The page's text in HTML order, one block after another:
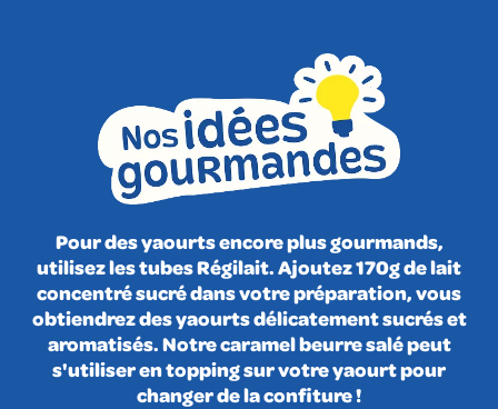
Pour des yaourts encore plus gourmands,
utilisez les tubes Régilait. Ajoutez 170g de lait
concentré sucré dans votre préparation, vous
obtiendrez des yaourts délicatement sucrés et
aromatisés. Notre caramel beurre salé peut
s'utiliser en topping sur votre yaourt pour
changer de la confiture !